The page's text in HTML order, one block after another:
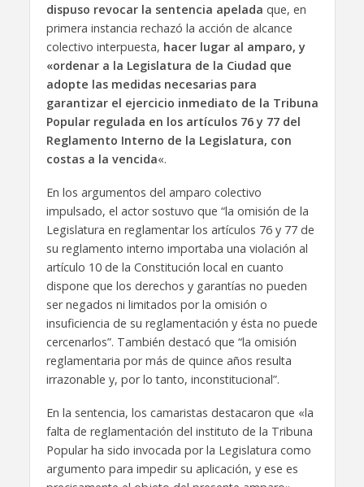
dispuso revocar la sentencia apelada que, en
primera instancia rechazó la acción de alcance
colectivo interpuesta, hacer lugar al amparo, y
«ordenar a la Legislatura de la Ciudad que
adopte las medidas necesarias para
garantizar el ejercicio inmediato de la Tribuna
Popular regulada en los artículos 76 y 77 del
Reglamento Interno de la Legislatura, con
costas a la vencida«.
En los argumentos del amparo colectivo
impulsado, el actor sostuvo que “la omisión de la
Legislatura en reglamentar los artículos 76 y 77 de
su reglamento interno importaba una violación al
artículo 10 de la Constitución local en cuanto
dispone que los derechos y garantías no pueden
ser negados ni limitados por la omisión o
insuficiencia de su reglamentación y ésta no puede
cercenarlos”. También destacó que “la omisión
reglamentaria por más de quince años resulta
irrazonable y, por lo tanto, inconstitucional”.
En la sentencia, los camaristas destacaron que «la
falta de reglamentación del instituto de la Tribuna
Popular ha sido invocada por la Legislatura como
argumento para impedir su aplicación, y ese es